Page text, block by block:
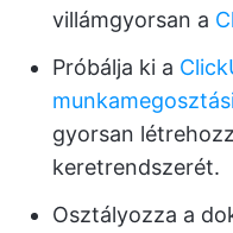
villámgyorsan a
Próbálja ki a
gyorsan
keretrendszerét.
Osztályozza a